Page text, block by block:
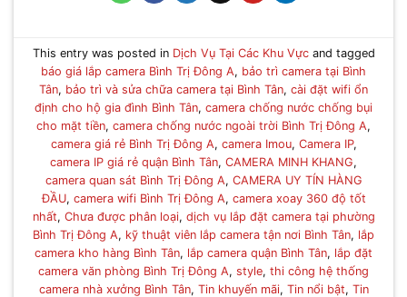
This entry was posted in Dịch Vụ Tại Các Khu Vựcand tagged
báo giá lắp camera Bình Trị Đông A, bảo trì camera tại Bình
Tân, bảo trì và sửa chữa camera tại Bình Tân, cài đặt wifi ổn
định cho hộ gia đình Bình Tân, camera chống nước chống bụi
cho mặt tiền, camera chống nước ngoài trời Bình Trị Đông A,
camera giá rẻ Bình Trị Đông A, camera Imou, Camera IP,
camera IP giá rẻ quận Bình Tân, CAMERA MINH KHANG,
camera quan sát Bình Trị Đông A, CAMERA UY TÍN HÀNG
ĐẦU, camera wifi Bình Trị Đông A, camera xoay 360 độ tốt
nhất, Chưa được phân loại, dịch vụ lắp đặt camera tại phường
Bình Trị Đông A, kỹ thuật viên lắp camera tận nơi Bình Tân, lắp
camera kho hàng Bình Tân, lắp camera quận Bình Tân, lắp đặt
camera văn phòng Bình Trị Đông A, style, thi công hệ thống
camera nhà xưởng Bình Tân, Tin khuyến mãi, Tin nổi bật, Tin